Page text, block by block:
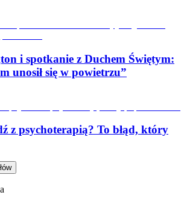
i spotkanie z Duchem Świętym:
unosił się w powietrzu”
z psychoterapią? To błąd, który